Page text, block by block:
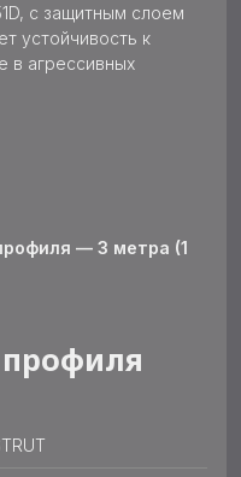
с защитным слоем
устойчивость к
в агрессивных
— 3 метра (1